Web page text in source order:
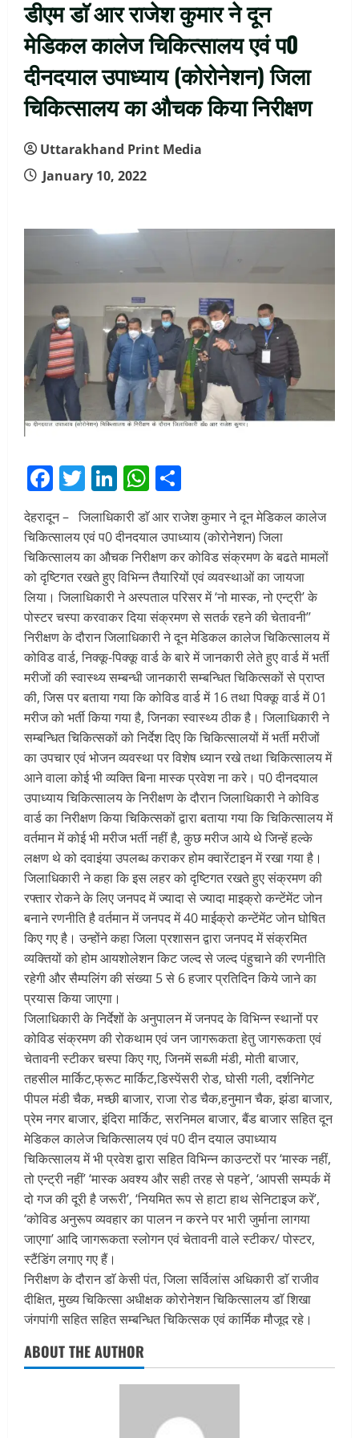
डीएम डाॅ आर राजेश कुमार ने दून
मेडिकल कालेज चिकित्सालय एवं प0
दीनदयाल उपाध्याय (कोरोनेशन) जिला
चिकित्सालय का औचक किया निरीक्षण
Uttarakhand Print Media
January 10, 2022
Facebook
Twitter
LinkedIn
WhatsApp
देहरादून – जिलाधिकारी डाॅ आर राजेश कुमार ने दून मेडिकल कालेज
चिकित्सालय एवं प0 दीनदयाल उपाध्याय (कोरोनेशन) जिला
चिकित्सालय का औचक निरीक्षण कर कोविड संक्रमण के बढते मामलों
को दृष्टिगत रखते हुए विभिन्न तैयारियों एवं व्यवस्थाओं का जायजा
लिया। जिलाधिकारी ने अस्पताल परिसर में ‘नो मास्क, नो एन्ट्री’ के
पोस्टर चस्पा करवाकर दिया संक्रमण से सतर्क रहने की चेतावनी’’
निरीक्षण के दौरान जिलाधिकारी ने दून मेडिकल कालेज चिकित्सालय में
कोविड वार्ड, निक्कू-पिक्कू वार्ड के बारे में जानकारी लेते हुए वार्ड में भर्ती
मरीजों की स्वास्थ्य सम्बन्धी जानकारी सम्बन्धित चिकित्सकों से प्राप्त
की, जिस पर बताया गया कि कोविड वार्ड में 16 तथा पिक्कू वार्ड में 01
मरीज को भर्ती किया गया है, जिनका स्वास्थ्य ठीक है। जिलाधिकारी ने
सम्बन्धित चिकित्सकों को निर्देश दिए कि चिकित्सालयों में भर्ती मरीजों
का उपचार एवं भोजन व्यवस्था पर विशेष ध्यान रखे तथा चिकित्सालय में
आने वाला कोई भी व्यक्ति बिना मास्क प्रवेश ना करे। प0 दीनदयाल
उपाध्याय चिकित्सालय के निरीक्षण के दौरान जिलाधिकारी ने कोविड
वार्ड का निरीक्षण किया चिकित्सकों द्वारा बताया गया कि चिकित्सालय में
वर्तमान में कोई भी मरीज भर्ती नहीं है, कुछ मरीज आये थे जिन्हें हल्के
लक्षण थे को दवाइंया उपलब्ध कराकर होम क्वारेंटाइन में रखा गया है।
जिलाधिकारी ने कहा कि इस लहर को दृष्टिगत रखते हुए संक्रमण की
रफ्तार रोकने के लिए जनपद में ज्यादा से ज्यादा माइक्रो कन्टेंमेंट जोन
बनाने रणनीति है वर्तमान में जनपद में 40 माईक्रो कन्टेंमेंट जोन घोषित
किए गए है। उन्होंने कहा जिला प्रशासन द्वारा जनपद में संक्रमित
व्यक्तियों को होम आयशोलेशन किट जल्द से जल्द पंहुचाने की रणनीति
रहेगी और सैम्पलिंग की संख्या 5 से 6 हजार प्रतिदिन किये जाने का
प्रयास किया जाएगा।
जिलाधिकारी के निर्देशों के अनुपालन में जनपद के विभिन्न स्थानों पर
कोविड संक्रमण की रोकथाम एवं जन जागरूकता हेतु जागरूकता एवं
चेतावनी स्टीकर चस्पा किए गए, जिनमें सब्जी मंडी, मोती बाजार,
तहसील मार्किट,फ्रूट मार्किट,डिस्पेंसरी रोड, घोसी गली, दर्शनिगेट
पीपल मंडी चैक, मच्छी बाजार, राजा रोड चैक,हनुमान चैक, झंडा बाजार,
प्रेम नगर बाजार, इंदिरा मार्किट, सरनिमल बाजार, बैंड बाजार सहित दून
मेडिकल कालेज चिकित्सालय एवं प0 दीन दयाल उपाध्याय
चिकित्सालय में भी प्रवेश द्वारा सहित विभिन्न काउन्टरों पर ‘मास्क नहीं,
तो एन्ट्री नहीं’ ‘मास्क अवश्य और सही तरह से पहने’, ‘आपसी सम्पर्क में
दो गज की दूरी है जरूरी’, ‘नियमित रूप से हाटा हाथ सेनिटाइज करें’,
‘कोविड अनुरूप व्यवहार का पालन न करने पर भारी जुर्माना लागया
जाएगा’ आदि जागरूकता स्लोगन एवं चेतावनी वाले स्टीकर/ पोस्टर,
स्टैंडिंग लगाए गए हैं।
निरीक्षण के दौरान डाॅ केसी पंत, जिला सर्विलांस अधिकारी डाॅ राजीव
दीक्षित, मुख्य चिकित्सा अधीक्षक कोरोनेशन चिकित्सालय डाॅ शिखा
जंगपांगी सहित सहित सम्बन्धित चिकित्सक एवं कार्मिक मौजूद रहे।
ABOUT THE AUTHOR